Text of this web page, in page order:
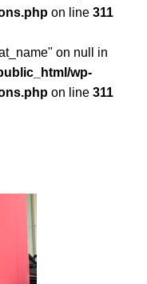
on line 311
on null in
wp-
on line 311